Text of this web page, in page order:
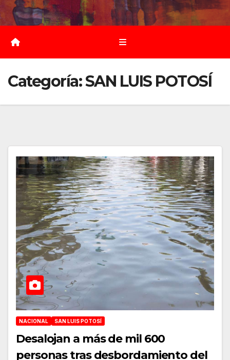
Saltar
al
contenido
Categoría:SAN LUIS POTOSÍ
NACIONAL SAN LUIS POTOSÍ
Desalojan a más de mil 600
personas tras desbordamiento del